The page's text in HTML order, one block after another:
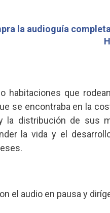
la audioguía
habitaciones que
se encontraba en la
la distribución de sus
la vida y el
el audio en pausa y